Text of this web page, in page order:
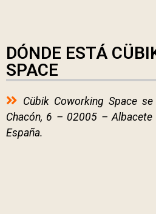
DÓNDE ESTÁ
SPACE
Cübik Coworking Space
Chacón, 6 – 02005 –
España.